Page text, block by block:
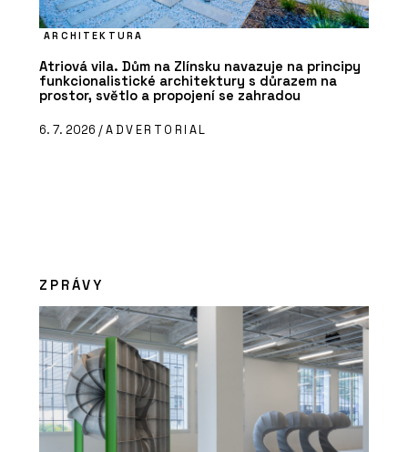
ARCHITEKTURA
Atriová vila. Dům na Zlínsku navazuje na principy
funkcionalistické architektury s důrazem na
prostor, světlo a propojení se zahradou
6. 7. 2026 /ADVERTORIAL
ZPRÁVY